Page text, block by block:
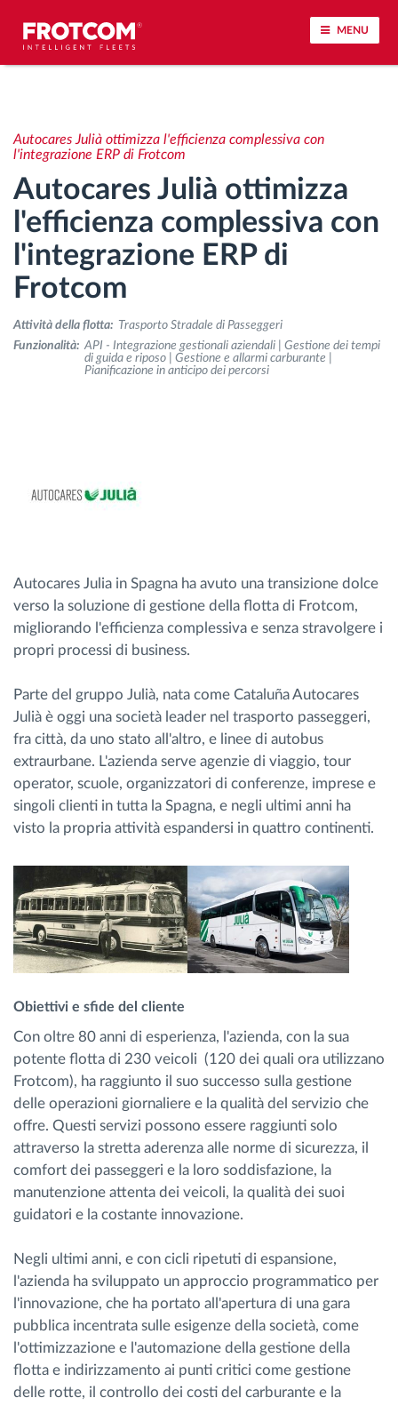
MENU
Analisi dello stile di guida
Monitoraggio dei tempi di guida
Gestione delle forza lavoro
Download remoto del cronotachigrafo
Controllo accessi
Come risolviamo tutte le attività della flotta
Scopri quanto risparmi
Autocares Julià ottimizza l'efficienza complessiva con
l'integrazione ERP di Frotcom
Autocares Julià ottimizza
l'efficienza complessiva con
l'integrazione ERP di
Frotcom
Attività della flotta: Trasporto Stradale di Passeggeri
Funzionalità: API - Integrazione gestionali aziendali | Gestione dei tempi
di guida e riposo | Gestione e allarmi carburante |
Pianificazione in anticipo dei percorsi
Autocares Julia in Spagna ha avuto una transizione dolce
verso la soluzione di gestione della flotta di Frotcom,
migliorando l'efficienza complessiva e senza stravolgere i
propri processi di business.
Parte del gruppo Julià, nata come Cataluña Autocares
Julià è oggi una società leader nel trasporto passeggeri,
fra città, da uno stato all'altro, e linee di autobus
extraurbane. L'azienda serve agenzie di viaggio, tour
operator, scuole, organizzatori di conferenze, imprese e
singoli clienti in tutta la Spagna, e negli ultimi anni ha
visto la propria attività espandersi in quattro continenti.
Obiettivi e sfide del cliente
Con oltre 80 anni di esperienza, l'azienda, con la sua
potente flotta di 230 veicoli (120 dei quali ora utilizzano
Frotcom), ha raggiunto il suo successo sulla gestione
delle operazioni giornaliere e la qualità del servizio che
offre. Questi servizi possono essere raggiunti solo
attraverso la stretta aderenza alle norme di sicurezza, il
comfort dei passeggeri e la loro soddisfazione, la
manutenzione attenta dei veicoli, la qualità dei suoi
guidatori e la costante innovazione.
Negli ultimi anni, e con cicli ripetuti di espansione,
l'azienda ha sviluppato un approccio programmatico per
l'innovazione, che ha portato all'apertura di una gara
pubblica incentrata sulle esigenze della società, come
l'ottimizzazione e l'automazione della gestione della
flotta e indirizzamento ai punti critici come gestione
delle rotte, il controllo dei costi del carburante e la